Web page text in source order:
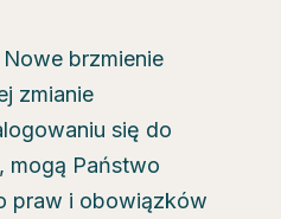
brzmienie
zmianie
się do
mogą Państwo
praw i obowiązków